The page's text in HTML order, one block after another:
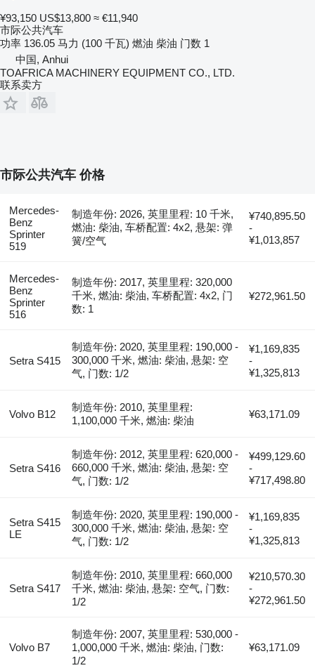
¥93,150 US$13,800 ≈ €11,940
市际公共汽车
功率 136.05 马力 (100 千瓦) 燃油 柴油 门数 1
中国, Anhui
TOAFRICA MACHINERY EQUIPMENT CO., LTD.
联系卖方
市际公共汽车 价格
Mercedes-
Benz
Sprinter
519
制造年份: 2026, 英里里程: 10 千米,
燃油: 柴油, 车桥配置: 4x2, 悬架: 弹
簧/空气
¥740,895.50
-
¥1,013,857
Mercedes-
Benz
Sprinter
516
制造年份: 2017, 英里里程: 320,000
千米, 燃油: 柴油, 车桥配置: 4x2, 门
数: 1
¥272,961.50
Setra S415
制造年份: 2020, 英里里程: 190,000 -
300,000 千米, 燃油: 柴油, 悬架: 空
气, 门数: 1/2
¥1,169,835
-
¥1,325,813
Volvo B12
制造年份: 2010, 英里里程:
1,100,000 千米, 燃油: 柴油
¥63,171.09
Setra S416
制造年份: 2012, 英里里程: 620,000 -
660,000 千米, 燃油: 柴油, 悬架: 空
气, 门数: 1/2
¥499,129.60
-
¥717,498.80
Setra S415
LE
制造年份: 2020, 英里里程: 190,000 -
300,000 千米, 燃油: 柴油, 悬架: 空
气, 门数: 1/2
¥1,169,835
-
¥1,325,813
Setra S417
制造年份: 2010, 英里里程: 660,000
千米, 燃油: 柴油, 悬架: 空气, 门数:
1/2
¥210,570.30
-
¥272,961.50
Volvo B7
制造年份: 2007, 英里里程: 530,000 -
1,000,000 千米, 燃油: 柴油, 门数:
1/2
¥63,171.09